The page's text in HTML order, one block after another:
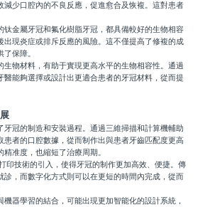
減少口腔內的不良反應，促進愈合及恢複。這對患者
金屬牙冠和氟化樹脂牙冠，都具備較好的生物相容
出現炎症或排斥反應的風險。這不僅提高了修複的成
保障。
物材料，有助于實現更高水平的生物相容性。通過
醫能夠選擇或設計出更適合患者的牙冠材料，從而提
冠的制造和安裝過程。通過三維掃描和計算機輔助
患者的口腔數據，從而制作出與患者牙齒匹配度更高
准度，也縮短了治療周期。
技術的引入，使得牙冠的制作更加高效、便捷。傳
診，而數字化方式則可以在更短的時間內完成，從而
器學習的結合，可能出現更加智能化的設計系統，